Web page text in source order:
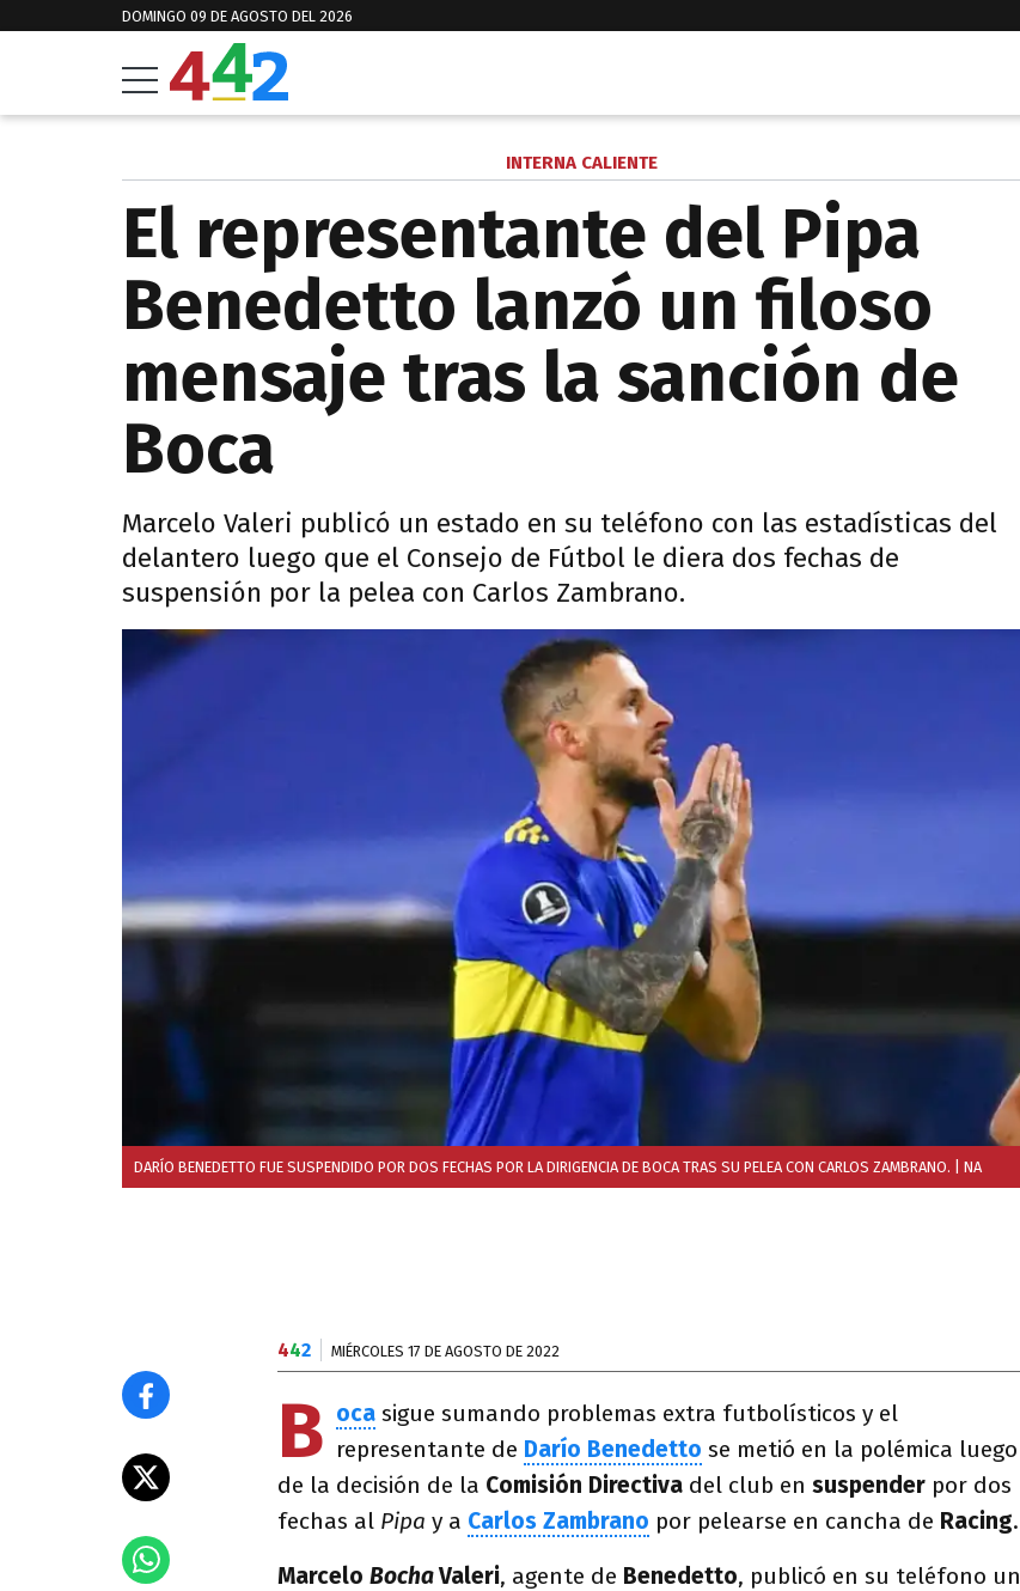
DOMINGO 09 DE AGOSTO DEL 2026
INTERNA CALIENTE
El representante del Pipa
Benedetto lanzó un filoso
mensaje tras la sanción de
Boca
Marcelo Valeri publicó un estado en su teléfono con las estadísticas del
delantero luego que el Consejo de Fútbol le diera dos fechas de
suspensión por la pelea con Carlos Zambrano.
DARÍO BENEDETTO FUE SUSPENDIDO POR DOS FECHAS POR LA DIRIGENCIA DE BOCA TRAS SU PELEA CON CARLOS ZAMBRANO. | NA
442 MIÉRCOLES 17 DE AGOSTO DE 2022
B oca sigue sumando problemas extra futbolísticos y el
representante de Darío Benedetto se metió en la polémica luego
de la decisión de la Comisión Directiva del club en suspender por dos
fechas al Pipa y a Carlos Zambrano por pelearse en cancha de Racing.
Marcelo BochaValeri, agente de Benedetto, publicó en su teléfono un